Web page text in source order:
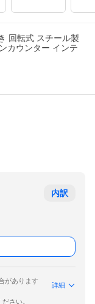
回転式 スチール製
カウンター インテ
内訳
があります
詳細
さい。